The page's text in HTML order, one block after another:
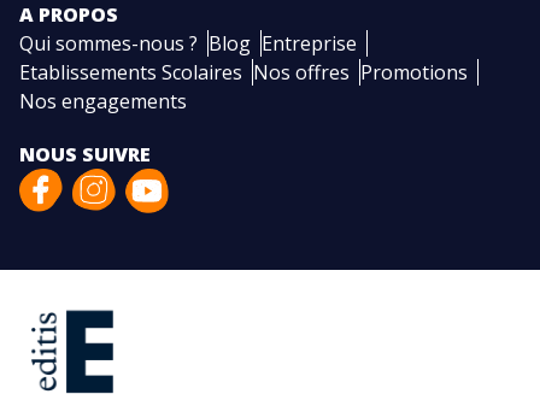
A PROPOS
Qui sommes-nous ? Blog Entreprise
Etablissements Scolaires Nos offres Promotions
Nos engagements
NOUS SUIVRE